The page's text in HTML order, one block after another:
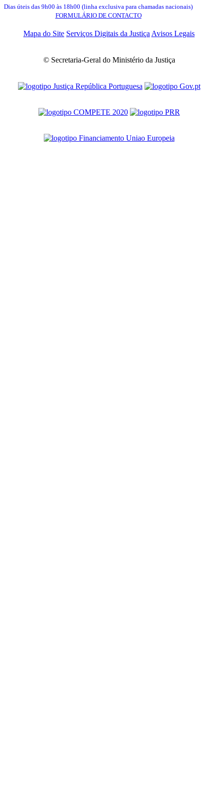
Dias úteis das 9h00 às 18h00 (linha exclusiva para chamadas nacionais)
FORMULÁRIO DE CONTACTO
Mapa do Site Serviços Digitais da Justiça Avisos Legais
© Secretaria-Geral do Ministério da Justiça